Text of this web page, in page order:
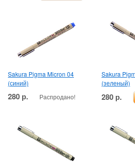
Sakura Pigma Micron 04
(синий)
280 р. Распродано!
Sakura
(зеленый)
280 р.